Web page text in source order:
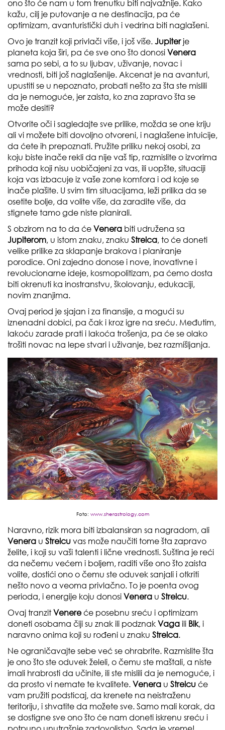
ono što će nam u tom trenutku biti najvažnije. Kako
kažu, cilj je putovanje a ne destinacija, pa će
optimizam, avanturistički duh i vedrina biti naglašeni.
Ovo je tranzit koji privlači više, i još više. Jupiterje
planeta koja širi, pa će sve ono što donosi Venera
sama po sebi, a to su ljubav, uživanje, novac i
vrednosti, biti još naglašenije. Akcenat je na avanturi,
upustiti se u nepoznato, probati nešto za šta ste mislili
da je nemoguće, jer zaista, ko zna zapravo šta se
može desiti?
Otvorite oči i sagledajte sve prilike, možda se one kriju
ali vi možete biti dovoljno otvoreni, i naglašene intuicije,
da ćete ih prepoznati. Pružite priliku nekoj osobi, za
koju biste inače rekli da nije vaš tip, razmislite o izvorima
prihoda koji nisu uobičajeni za vas, ili uopšte, situaciji
koja vas izbacuje iz vaše zone komfora i od koje se
inače plašite. U svim tim situacijama, leži prilika da se
osetite bolje, da volite više, da zaradite više, da
stignete tamo gde niste planirali.
S obzirom na to da će Venera biti udružena sa
Jupiterom, u istom znaku, znaku Strelca, to će doneti
velike prilike za sklapanje brakova i planiranje
porodice. Oni zajedno donose i nove, inovativne i
revolucionarne ideje, kosmopolitizam, pa ćemo dosta
biti okrenuti ka inostranstvu, školovanju, edukaciji,
novim znanjima.
Ovaj period je sjajan i za finansije, a mogući su
iznenadni dobici, pa čak i kroz igre na sreću. Međutim,
lakoću zarade prati i lakoća trošenja, pa će se olako
trošiti novac na lepe stvari i uživanje, bez razmišljanja.
Foto: www.sherastrology.com
Naravno, rizik mora biti izbalansiran sa nagradom, ali
Venera u Strelcu vas može naučiti tome šta zapravo
želite, i koji su vaši talenti i lične vrednosti. Suština je reći
da nečemu većem i boljem, raditi više ono što zaista
volite, dostići ono o čemu ste oduvek sanjali i otkriti
nešto novo a veoma privlačno. To je poenta ovog
perioda, i energije koju donosi Venera u Strelcu.
Ovaj tranzit Venereće posebnu sreću i optimizam
doneti osobama čiji su znak ili podznak Vaga ili Bik, i
naravno onima koji su rođeni u znaku Strelca.
Ne ograničavajte sebe već se ohrabrite. Razmislite šta
je ono što ste oduvek želeli, o čemu ste maštali, a niste
imali hrabrosti da učinite, ili ste mislili da je nemoguće, i
da prosto vi nemate te kvalitete. Venera u Strelcu će
vam pružiti podsticaj, da krenete na neistraženu
teritoriju, i shvatite da možete sve. Samo mali korak, da
se dostigne sve ono što će nam doneti iskrenu sreću i